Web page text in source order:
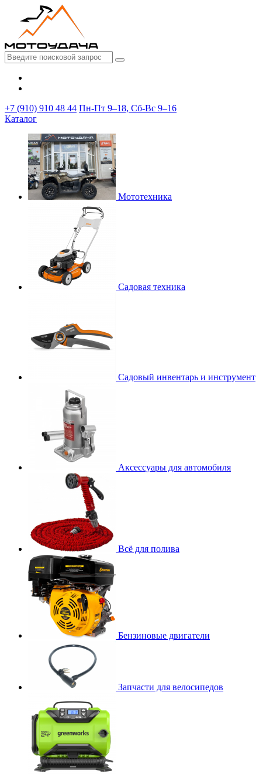
+7 (910) 910 48 44 Пн-Пт 9–18, Сб-Вс 9–16
Каталог
Мототехника
Садовая техника
Садовый инвентарь и инструмент
Аксессуары для автомобиля
Всё для полива
Бензиновые двигатели
Запчасти для велосипедов